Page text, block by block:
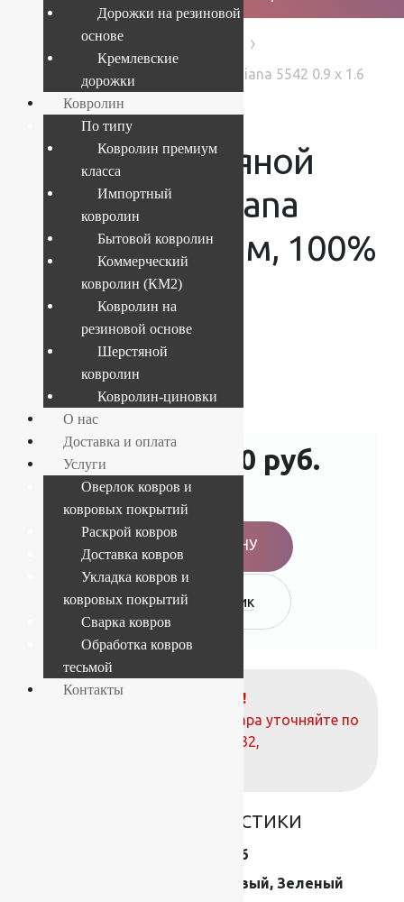
› Products ›
Ковер шерстяной Прямой 73 Diana 5542 0.9 x 1.6
м, 100% шерсть
Ковер шерстяной
Прямой 73 Diana
5542 0.9 x 1.6 м, 100%
шерсть
Текущий размер:
Артикул:
73-5542-0-9x1-6
21 760 15 840 руб.
-27%
В КОРЗИНУ
Купить в 1 клик
ВНИМАНИЕ!
О наличие и стоимости товара уточняйте по
+7 (812) 377-09-32,
ОСНОВНЫЕ ХАРАКТЕРИСТИКИ
0.9×1.6
Бежевый, Зеленый
Дорожки на резиновой
основе
Кремлевские
дорожки
Ковролин
По типу
Ковролин премиум
класса
Импортный
ковролин
Бытовой ковролин
Коммерческий
ковролин (КМ2)
Ковролин на
резиновой основе
Шерстяной
ковролин
Ковролин-циновки
О нас
Доставка и оплата
Услуги
Оверлок ковров и
ковровых покрытий
Раскрой ковров
Доставка ковров
Укладка ковров и
ковровых покрытий
Сварка ковров
Обработка ковров
тесьмой
Контакты